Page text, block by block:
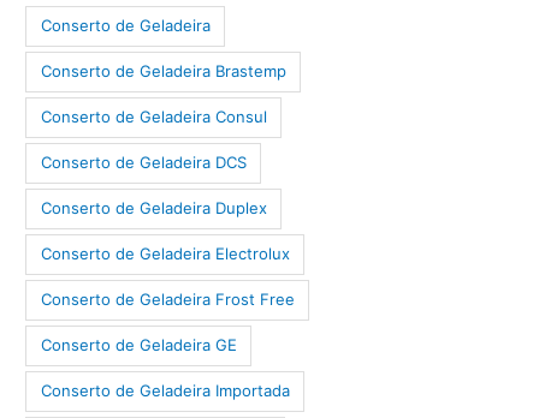
Conserto de Geladeira
Conserto de Geladeira Brastemp
Conserto de Geladeira Consul
Conserto de Geladeira DCS
Conserto de Geladeira Duplex
Conserto de Geladeira Electrolux
Conserto de Geladeira Frost Free
Conserto de Geladeira GE
Conserto de Geladeira Importada